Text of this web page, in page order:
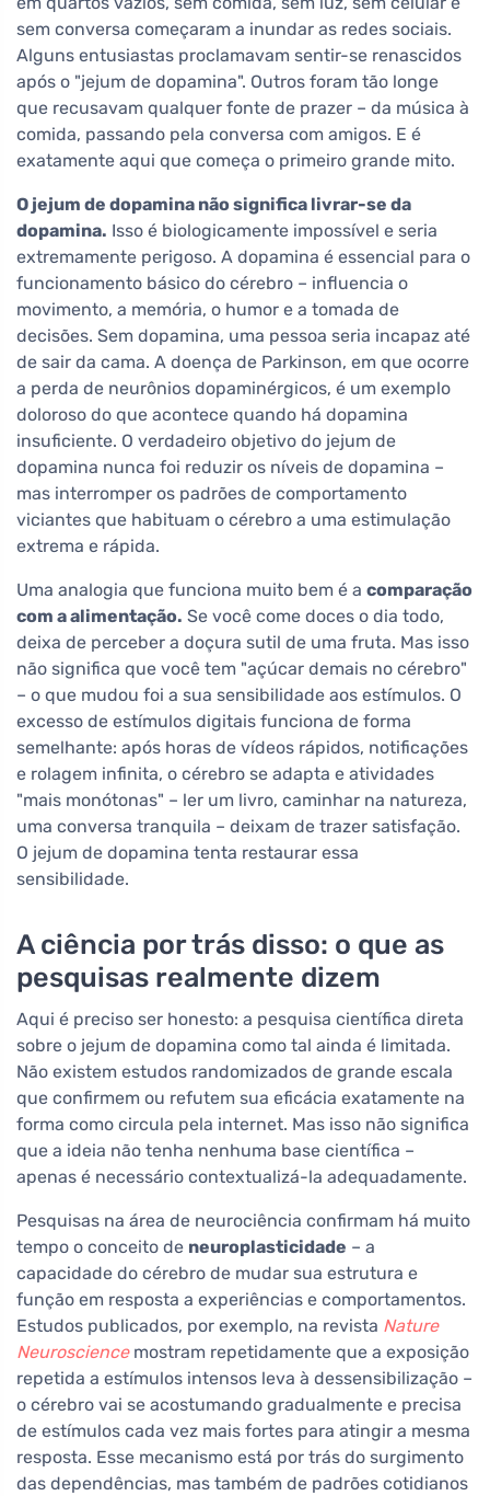
sem conversa começaram a inundar as redes sociais.
Alguns entusiastas proclamavam sentir-se renascidos
após o "jejum de dopamina". Outros foram tão longe
que recusavam qualquer fonte de prazer – da música à
comida, passando pela conversa com amigos. E é
exatamente aqui que começa o primeiro grande mito.
O jejum de dopamina não significa livrar-se da
dopamina. Isso é biologicamente impossível e seria
extremamente perigoso. A dopamina é essencial para o
funcionamento básico do cérebro – influencia o
movimento, a memória, o humor e a tomada de
decisões. Sem dopamina, uma pessoa seria incapaz até
de sair da cama. A doença de Parkinson, em que ocorre
a perda de neurônios dopaminérgicos, é um exemplo
doloroso do que acontece quando há dopamina
insuficiente. O verdadeiro objetivo do jejum de
dopamina nunca foi reduzir os níveis de dopamina –
mas interromper os padrões de comportamento
viciantes que habituam o cérebro a uma estimulação
extrema e rápida.
Uma analogia que funciona muito bem é a comparação
com a alimentação. Se você come doces o dia todo,
deixa de perceber a doçura sutil de uma fruta. Mas isso
não significa que você tem "açúcar demais no cérebro"
– o que mudou foi a sua sensibilidade aos estímulos. O
excesso de estímulos digitais funciona de forma
semelhante: após horas de vídeos rápidos, notificações
e rolagem infinita, o cérebro se adapta e atividades
"mais monótonas" – ler um livro, caminhar na natureza,
uma conversa tranquila – deixam de trazer satisfação.
O jejum de dopamina tenta restaurar essa
sensibilidade.
A ciência por trás disso: o que as
pesquisas realmente dizem
Aqui é preciso ser honesto: a pesquisa científica direta
sobre o jejum de dopamina como tal ainda é limitada.
Não existem estudos randomizados de grande escala
que confirmem ou refutem sua eficácia exatamente na
forma como circula pela internet. Mas isso não significa
que a ideia não tenha nenhuma base científica –
apenas é necessário contextualizá-la adequadamente.
Pesquisas na área de neurociência confirmam há muito
tempo o conceito de neuroplasticidade – a
capacidade do cérebro de mudar sua estrutura e
função em resposta a experiências e comportamentos.
Estudos publicados, por exemplo, na revista Nature
Neurosciencemostram repetidamente que a exposição
repetida a estímulos intensos leva à dessensibilização –
o cérebro vai se acostumando gradualmente e precisa
de estímulos cada vez mais fortes para atingir a mesma
resposta. Esse mecanismo está por trás do surgimento
das dependências, mas também de padrões cotidianos